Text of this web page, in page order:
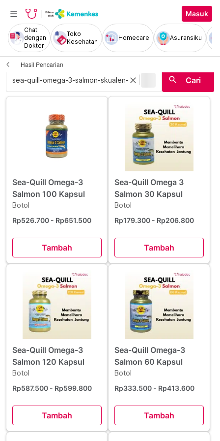
Masuk
Chat
dengan
Dokter
Toko
Kesehatan
Homecare Asuransiku
Hasil Pencarian
close search Cari
Sea-Quill Omega-3
Salmon 100 Kapsul
Botol
Rp526.700 - Rp651.500
Tambah
Sea-Quill Omega 3
Salmon 30 Kapsul
Botol
Rp179.300 - Rp206.800
Tambah
Sea-Quill Omega-3
Salmon 120 Kapsul
Botol
Rp587.500 - Rp599.800
Tambah
Sea-Quill Omega-3
Salmon 60 Kapsul
Botol
Rp333.500 - Rp413.600
Tambah